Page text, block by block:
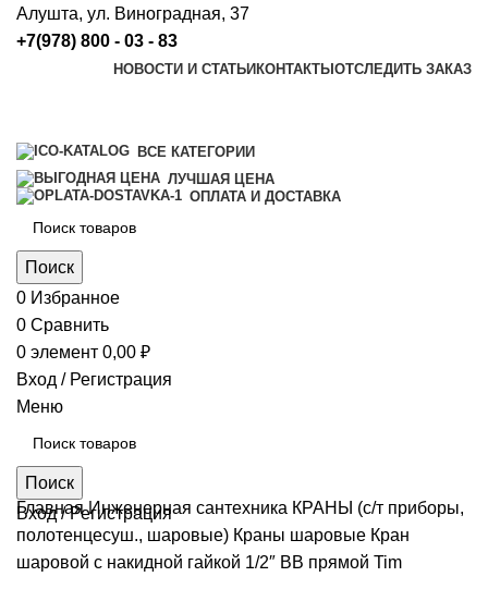
Алушта, ул. Виноградная, 37
+7(978) 800 - 03 - 83
НОВОСТИ И СТАТЬИ КОНТАКТЫ ОТСЛЕДИТЬ ЗАКАЗ
ВСЕ КАТЕГОРИИ
ЛУЧШАЯ ЦЕНА
ОПЛАТА И ДОСТАВКА
Поиск
0 Избранное
0 Сравнить
0 элемент 0,00 ₽
Вход / Регистрация
Меню
Поиск
Вход / Регистрация
ГлавнаяИнженерная сантехника КРАНЫ (с/т приборы,
полотенцесуш., шаровые) Краны шаровые Кран
шаровой с накидной гайкой 1/2″ ВВ прямой Tim